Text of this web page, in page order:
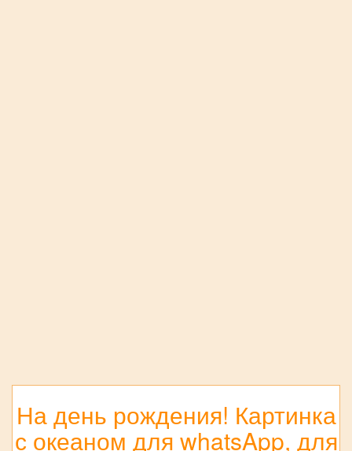
На день рождения! Картинка
с океаном для whatsApp, для